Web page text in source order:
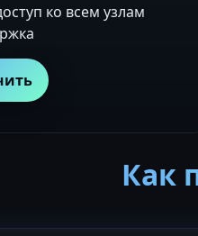
ко всем узлам
Как